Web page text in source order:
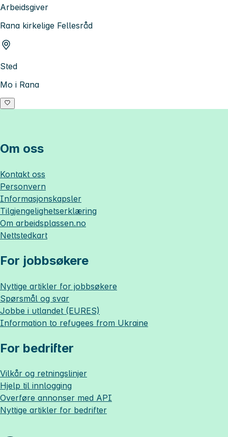
Arbeidsgiver
Rana kirkelige Fellesråd
Sted
Mo i Rana
Om oss
Kontakt oss
Personvern
Informasjonskapsler
Tilgjengelighetserklæring
Om arbeidsplassen.no
Nettstedkart
For jobbsøkere
Nyttige artikler for jobbsøkere
Spørsmål og svar
Jobbe i utlandet (EURES)
Information to refugees from Ukraine
For bedrifter
Vilkår og retningslinjer
Hjelp til innlogging
Overføre annonser med API
Nyttige artikler for bedrifter